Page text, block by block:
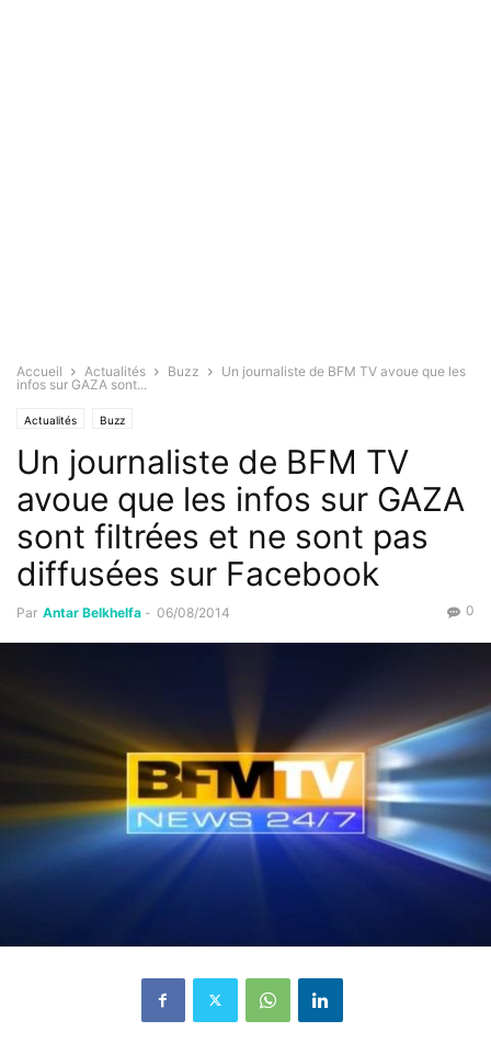
Accueil Actualités Buzz
Un journaliste de BFM TV avoue que les
infos sur GAZA sont...
Actualités Buzz
Un journaliste de BFM TV
avoue que les infos sur GAZA
sont filtrées et ne sont pas
diffusées sur Facebook
Par Antar Belkhelfa - 06/08/2014 0